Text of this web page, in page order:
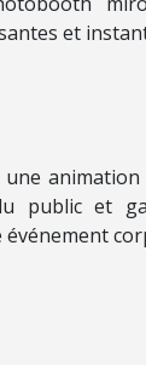
et
une
public et
événement